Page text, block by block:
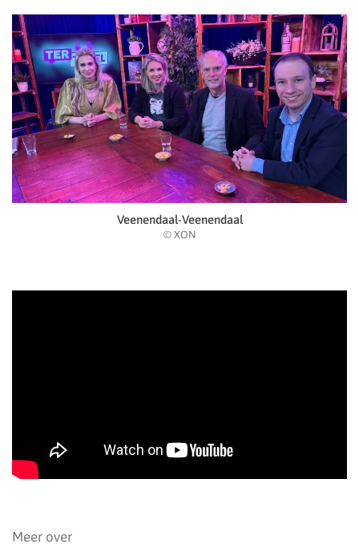
Veenendaal-Veenendaal
© XON
Meer over